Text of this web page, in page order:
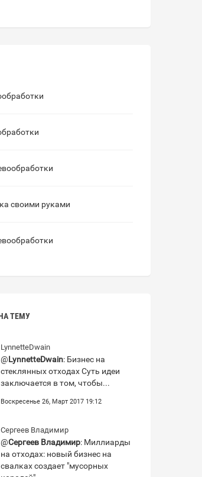
своими руками
ТЕМУ
LynnetteDwain
@LynnetteDwain: Бизнес на
стеклянных отходах Суть идеи
заключается в том, чтобы...
Воскресенье 26, Март 2017 19:12
Сергеев Владимир
@Сергеев Владимир: Миллиарды
на отходах: новый бизнес на
свалках создает "мусорных